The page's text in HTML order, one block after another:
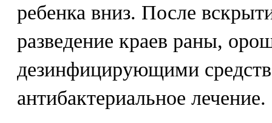
ребенка вниз. После
разведение краев раны,
дезинфицирующими
антибактериальное лечение.